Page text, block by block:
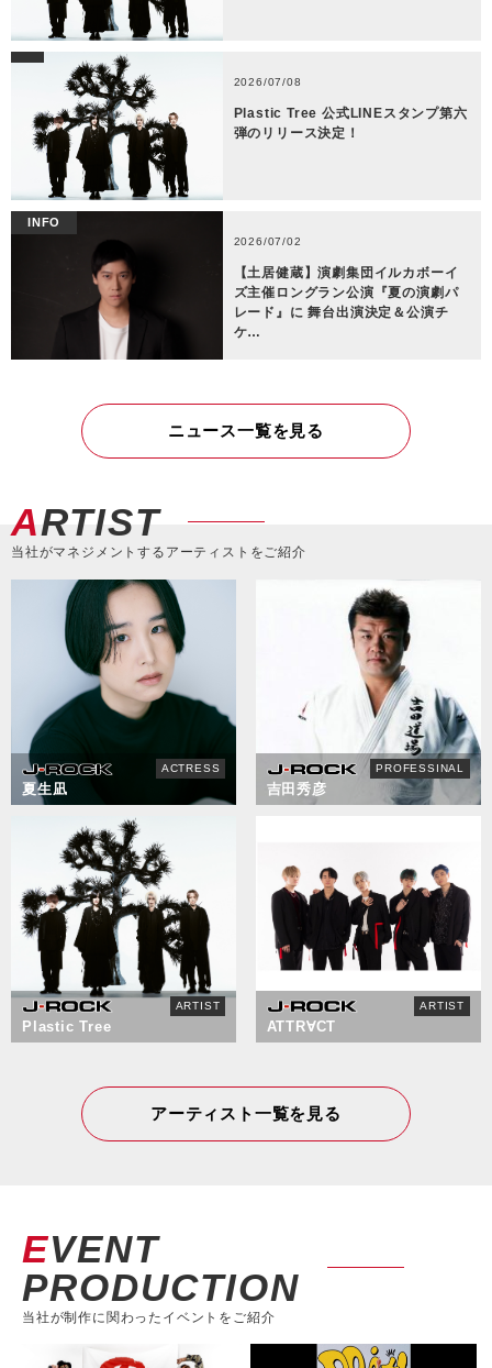
2026/07/08
Plastic Tree 公式LINEスタンプ第六
弾のリリース決定！
INFO
2026/07/02
【土居健蔵】演劇集団イルカボーイ
ズ主催ロングラン公演『夏の演劇パ
レード』に 舞台出演決定＆公演チ
ケ…
ニュース一覧を見る
ARTIST
当社がマネジメントするアーティストをご紹介
ACTRESS
夏生凪
PROFESSINAL
吉田秀彦
ARTIST
Plastic Tree
ARTIST
ATTR∀CT
アーティスト一覧を見る
EVENT
PRODUCTION
当社が制作に関わったイベントをご紹介